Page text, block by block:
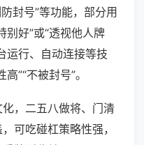
封号”等功能，部分用
别好”或“透视他人牌
运行、自动连接等技
”“不被封号”。
，二五八做将、门清
可吃碰杠策略性强，